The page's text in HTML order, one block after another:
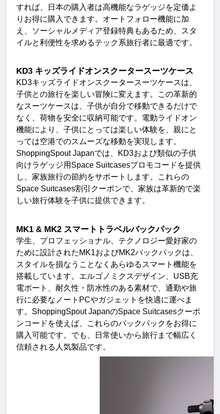
すれば、日本の購入者は高機能なラゲッジを定価よ
りお得に購入できます。オートフォロー機能に加
え、ソーシャルメディア登録特典もあるため、スタ
イルと利便性を求めるテック系旅行者に最適です。
KD3 キッズライドオンスクータースーツケース
KD3キッズライドオンスクータースーツケースは、
子供との旅行を楽しい冒険に変えます。この革新的
なスーツケースは、子供が自分で移動できるだけで
なく、荷物を安全に収納可能です。電動ライドオン
機能により、子供にとっては楽しい体験を、親にと
っては空港でのスムーズな移動を実現します。
ShoppingSpout Japanでは、 KD3および類似の子供
向けラゲッジ用 Space Suitcasesプロモコードを提供
し、家族旅行の節約をサポートします。これらの
Space Suitcases割引クーポンで、家族は革新的で楽
しい旅行体験を子供に提供できます。
MK1 & MK2 スマートトラベルバックパック
学生、プロフェッショナル、テクノロジー愛好家の
ために設計された MK1およびMK2バックパックは、
スタイルを損なうことなくあらゆるスマート機能を
搭載しています。エルゴノミクスデザイン、 USB充
電ポート、耐久性・防水性のある素材で、通勤や旅
行に必要なノート PCやガジェットを快適に運べま
す。 ShoppingSpout JapanのSpace Suitcasesクーポ
ンコードを使えば、これらのバックパックをお得に
購入可能です。 でも、日常使いから旅行まで幅広く
信頼される人気製品です。